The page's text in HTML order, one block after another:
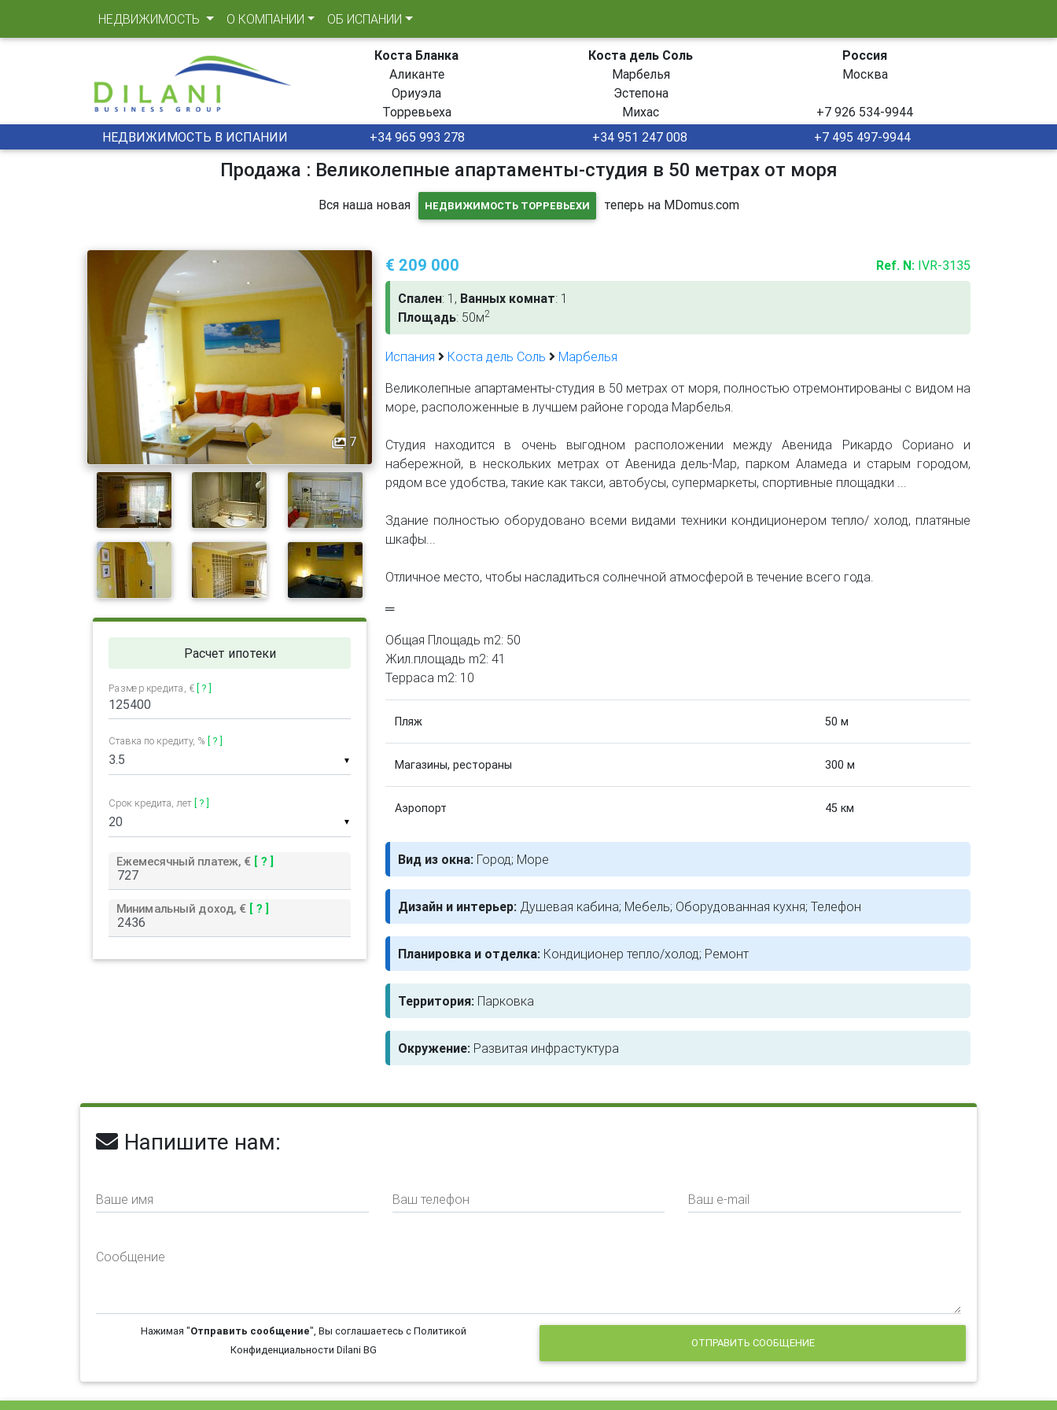
НЕДВИЖИМОСТЬ (CURRENT)
О КОМПАНИИ ОБ ИСПАНИИ
Коста Бланка
Аликанте
Ориуэла
Торревьеха
Коста дель Соль
Марбелья
Эстепона
Михас
Россия
Москва
+7 926 534-9944
НЕДВИЖИМОСТЬ В ИСПАНИИ
+34 965 993 278 +34 951 247 008 +7 495 497-9944
Продажа : Великолепные апартаменты-студия в 50 метрах от моря
Вся наша новая НЕДВИЖИМОСТЬ ТОРРЕВЬЕХИ теперь на MDomus.com
7
Расчет ипотеки
Размер кредита, € [ ? ]
▼
Ставка по кредиту, % [ ? ]
▼
Срок кредита, лет [ ? ]
Ежемесячный платеж, € [ ? ]
Минимальный доход, € [ ? ]
€ 209 000 Ref. N: IVR-3135
Спален: 1, Ванных комнат: 1
Площадь: 50м2
Испания Коста дель Соль
Марбелья
Великолепные апартаменты-студия в 50 метрах от моря, полностью отремонтированы с видом на
море, расположенные в лучшем районе города Марбелья.
Студия находится в очень выгодном расположении между Авенида Рикардо Сориано и
набережной, в нескольких метрах от Авенида дель-Мар, парком Аламеда и старым городом,
рядом все удобства, такие как такси, автобусы, супермаркеты, спортивные площадки ...
Здание полностью оборудовано всеми видами техники кондиционером тепло/ холод, платяные
шкафы...
Отличное место, чтобы насладиться солнечной атмосферой в течение всего года.
═
Общая Площадь m2: 50
Жил.площадь m2: 41
Терраса m2: 10
Пляж 50 м
Магазины, рестораны 300 м
Аэропорт 45 км
Вид из окна: Город; Море
Дизайн и интерьер: Душевая кабина; Мебель; Оборудованная кухня; Телефон
Планировка и отделка: Кондиционер тепло/холод; Ремонт
Территория: Парковка
Окружение: Развитая инфрастуктура
Напишите нам:
Ваше имя Ваш телефон Ваш e-mail
Сообщение
Нажимая "Отправить сообщение", Вы соглашаетесь с Политикой
Конфиденциальности Dilani BG
ОТПРАВИТЬ СООБЩЕНИЕ